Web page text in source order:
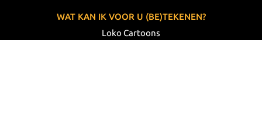
WAT KAN IK VOOR U (BE)TEKENEN?
Loko Cartoons